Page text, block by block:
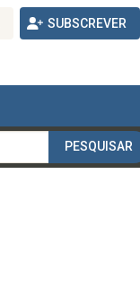
SUBSCREVER
PESQUISAR